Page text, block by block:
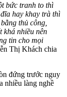
bức tranh to thì
hay khay trà thì
thủ công,
khá nhiều nên
tin cho mọi
Thị Khách chia
đứng trước nguy
nhiều làng nghề